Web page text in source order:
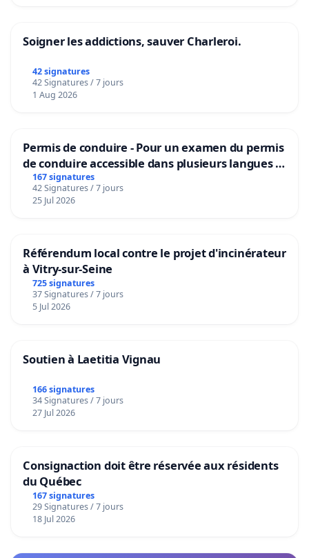
Soigner les addictions, sauver Charleroi.
42 signatures
42 Signatures / 7 jours
1 Aug 2026
Permis de conduire - Pour un examen du permis
de conduire accessible dans plusieurs langues à
Bruxelles
167 signatures
42 Signatures / 7 jours
25 Jul 2026
Référendum local contre le projet d'incinérateur
à Vitry-sur-Seine
725 signatures
37 Signatures / 7 jours
5 Jul 2026
Soutien à Laetitia Vignau
166 signatures
34 Signatures / 7 jours
27 Jul 2026
Consignaction doit être réservée aux résidents
du Québec
167 signatures
29 Signatures / 7 jours
18 Jul 2026